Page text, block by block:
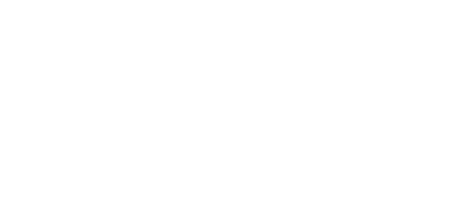
القاضي يلتقي